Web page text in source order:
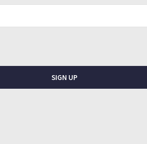
SIGN UP